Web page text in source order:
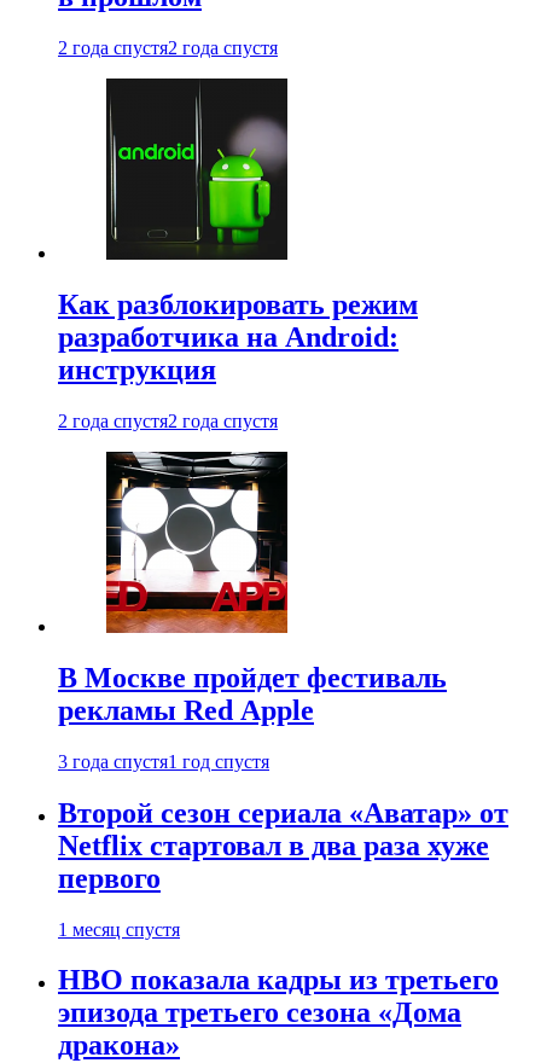
2 года спустя2 года спустя
Как разблокировать режим
разработчика на Android:
инструкция
2 года спустя2 года спустя
В Москве пройдет фестиваль
рекламы Red Apple
3 года спустя1 год спустя
Второй сезон сериала «Аватар» от
Netflix стартовал в два раза хуже
первого
1 месяц спустя
HBO показала кадры из третьего
эпизода третьего сезона «Дома
дракона»